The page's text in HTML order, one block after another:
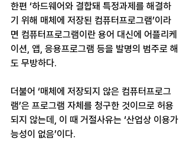
한편 ‘하드웨어와 결합돼 특정과제를 해결하
기 위해 매체에 저장된 컴퓨터프로그램’이라
면 컴퓨터프로그램이란 용어 대신에 어플리케
이션, 앱, 응용프로그램 등을 발명의 범주로 해
도 무방하다.
더불어 ‘매체에 저장되지 않은 컴퓨터프로그
램’은 프로그램 자체를 청구한 것이므로 허용
되지 않는데, 이 때 거절사유는 ‘산업상 이용가
능성이 없음’이다.